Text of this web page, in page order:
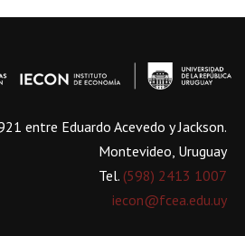
entre Eduardo Acevedo y Jackson.
Montevideo, Uruguay
Tel. (598) 2413 1007
iecon@fcea.edu.uy